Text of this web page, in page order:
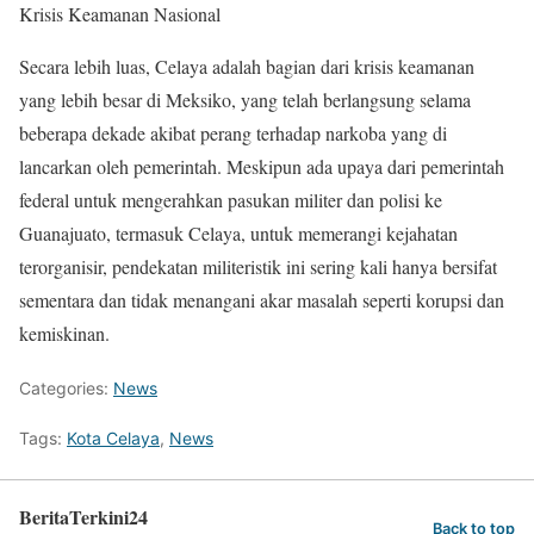
Krisis Keamanan Nasional
Secara lebih luas, Celaya adalah bagian dari krisis keamanan
yang lebih besar di Meksiko, yang telah berlangsung selama
beberapa dekade akibat perang terhadap narkoba yang di
lancarkan oleh pemerintah. Meskipun ada upaya dari pemerintah
federal untuk mengerahkan pasukan militer dan polisi ke
Guanajuato, termasuk Celaya, untuk memerangi kejahatan
terorganisir, pendekatan militeristik ini sering kali hanya bersifat
sementara dan tidak menangani akar masalah seperti korupsi dan
kemiskinan.
Categories: News
Tags: Kota Celaya, News
BeritaTerkini24 Back to top